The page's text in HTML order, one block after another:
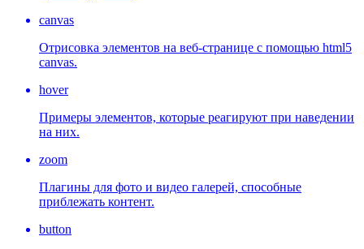
canvas
Отрисовка элементов на веб-странице с помощью html5
canvas.
hover
Примеры элементов, которые реагируют при наведении
на них.
zoom
Плагины для фото и видео галерей, способные
приблежать контент.
button